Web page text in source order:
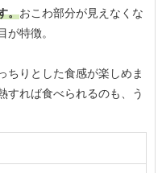
。おこわ部分が見えなくな
が特徴。
ちりとした食感が楽しめま
すれば食べられるのも、う